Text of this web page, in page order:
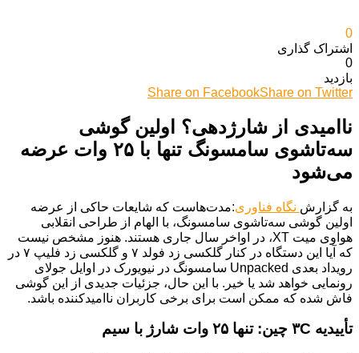
0
اشتراک گذاری‌
0
بازدید
Share on FacebookShare on Twitter
ناامیدی از شارژدهی؟ اولین گوشی
سه‌تاشوی سامسونگ تنها با ۲۵ وات عرضه
می‌شود
به گزارش نگاه فناوری:مدت‌هاست که شایعات حاکی از عرضه
اولین گوشی سه‌تاشوی سامسونگ، با الهام از طراحی انقلابی
هواوی میت XT، در اواخر سال جاری هستند. هنوز مشخص نیست
که آیا این دستگاه در کنار گلکسی زد فولد ۷ و گلکسی زد فلیپ ۷ در
رویداد بعدی Unpacked سامسونگ در نیویورک در اوایل جولای
رونمایی خواهد شد یا خیر. با این حال، جزئیات جدیدی از این گوشی
فاش شده که ممکن است برای برخی کاربران ناامیدکننده باشد.
تأییدیه ۳C چین: تنها ۲۵ وات شارژ با سیم